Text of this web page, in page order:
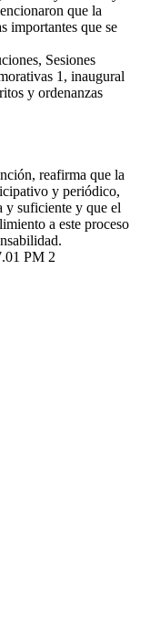
que la
importantes que se
Sesiones
1, inaugural
y ordenanzas
reafirma que la
y periódico,
y suficiente y que el
a este proceso